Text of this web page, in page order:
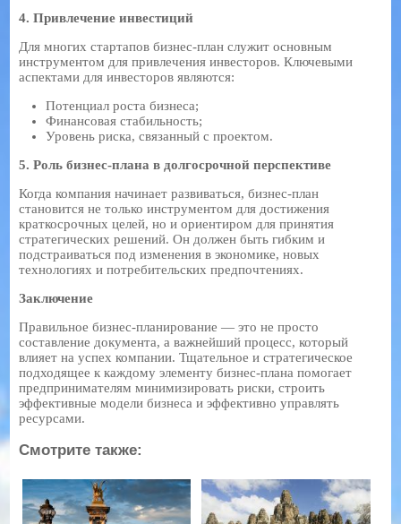
4. Привлечение инвестиций
Для многих стартапов бизнес-план служит основным
инструментом для привлечения инвесторов. Ключевыми
аспектами для инвесторов являются:
Потенциал роста бизнеса;
Финансовая стабильность;
Уровень риска, связанный с проектом.
5. Роль бизнес-плана в долгосрочной перспективе
Когда компания начинает развиваться, бизнес-план
становится не только инструментом для достижения
краткосрочных целей, но и ориентиром для принятия
стратегических решений. Он должен быть гибким и
подстраиваться под изменения в экономике, новых
технологиях и потребительских предпочтениях.
Заключение
Правильное бизнес-планирование — это не просто
составление документа, а важнейший процесс, который
влияет на успех компании. Тщательное и стратегическое
подходящее к каждому элементу бизнес-плана помогает
предпринимателям минимизировать риски, строить
эффективные модели бизнеса и эффективно управлять
ресурсами.
Смотрите также: